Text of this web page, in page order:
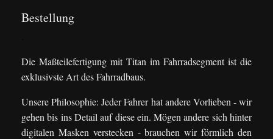
Bestellung
Die Maßteilefertigung mit Titan im Fahrradsegment ist die
exklusivste Art des Fahrradbaus.
Unsere Philosophie: Jeder Fahrer hat andere Vorlieben - wir
gehen bis ins Detail auf diese ein. Mögen andere sich hinter
digitalen Masken verstecken - brauchen wir förmlich den